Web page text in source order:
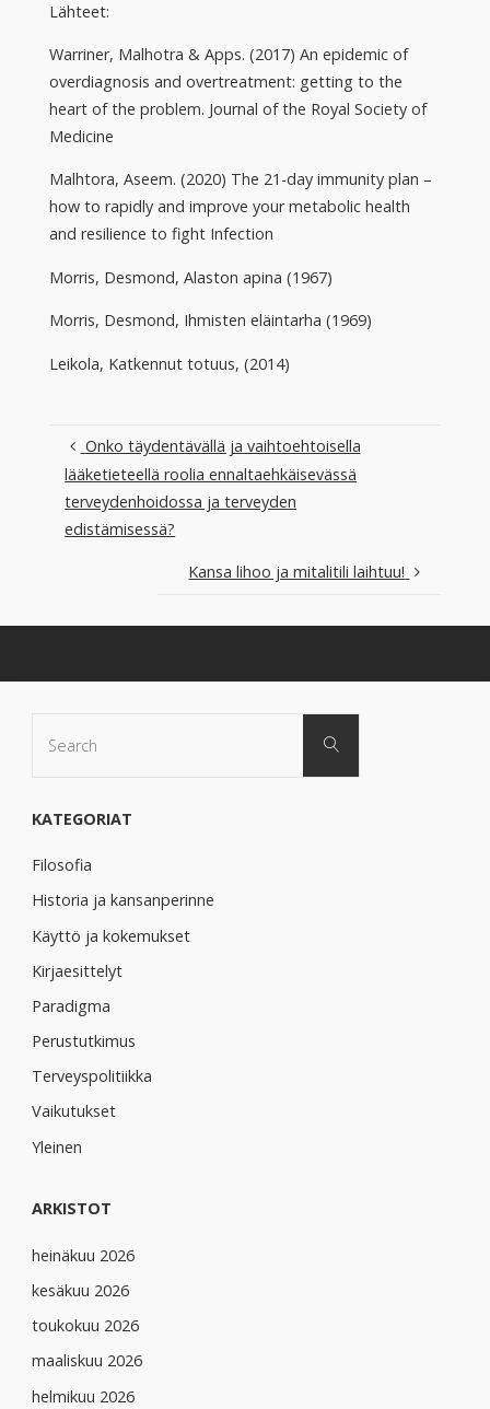
Lähteet:
Warriner, Malhotra & Apps. (2017) An epidemic of
overdiagnosis and overtreatment: getting to the
heart of the problem. Journal of the Royal Society of
Medicine
Malhtora, Aseem. (2020) The 21-day immunity plan –
how to rapidly and improve your metabolic health
and resilience to fight Infection
Morris, Desmond, Alaston apina (1967)
Morris, Desmond, Ihmisten eläintarha (1969)
Leikola, Katkennut totuus, (2014)
Onko täydentävällä ja vaihtoehtoisella
lääketieteellä roolia ennaltaehkäisevässä
terveydenhoidossa ja terveyden
edistämisessä?
Kansa lihoo ja mitalitili laihtuu!
Search
KATEGORIAT
Filosofia
Historia ja kansanperinne
Käyttö ja kokemukset
Kirjaesittelyt
Paradigma
Perustutkimus
Terveyspolitiikka
Vaikutukset
Yleinen
ARKISTOT
heinäkuu 2026
kesäkuu 2026
toukokuu 2026
maaliskuu 2026
helmikuu 2026